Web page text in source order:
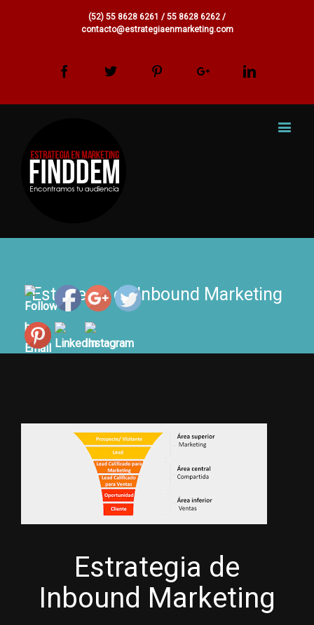
(52) 55 8628 6261 / 55 8628 6262 /
contacto@estrategiaenmarketing.com
FacebookTwitter PinterestGoogle+Linkedin
Estrategia de Inbound Marketing
Estrategia de
Inbound Marketing